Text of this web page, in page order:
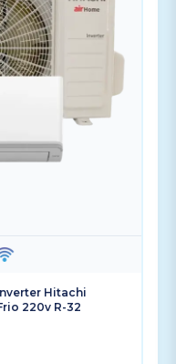
Hitachi
220v R-32